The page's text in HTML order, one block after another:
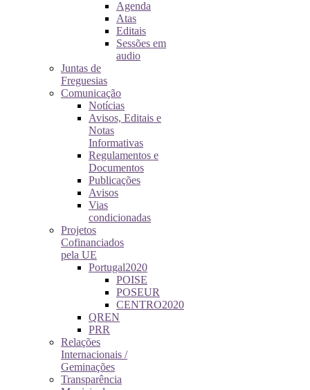
Agenda
Atas
Editais
Sessões em
audio
Juntas de
Freguesias
Comunicação
Notícias
Avisos, Editais e
Notas
Informativas
Regulamentos e
Documentos
Publicações
Avisos
Vias
condicionadas
Projetos
Cofinanciados
pela UE
Portugal2020
POISE
POSEUR
CENTRO2020
QREN
PRR
Relações
Internacionais /
Geminações
Transparência